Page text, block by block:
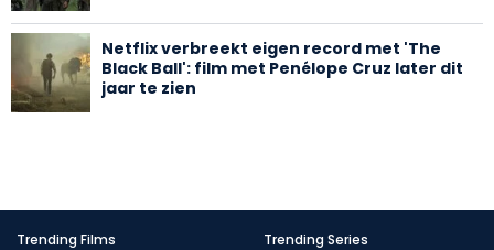
Netflix verbreekt eigen record met 'The
Black Ball': film met Penélope Cruz later dit
jaar te zien
Trending Films Trending Series